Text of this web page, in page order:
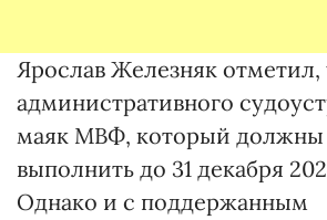
Ярослав Железняк
административного
маяк МВФ, который
выполнить до 31 декабря
Однако и с поддержанным